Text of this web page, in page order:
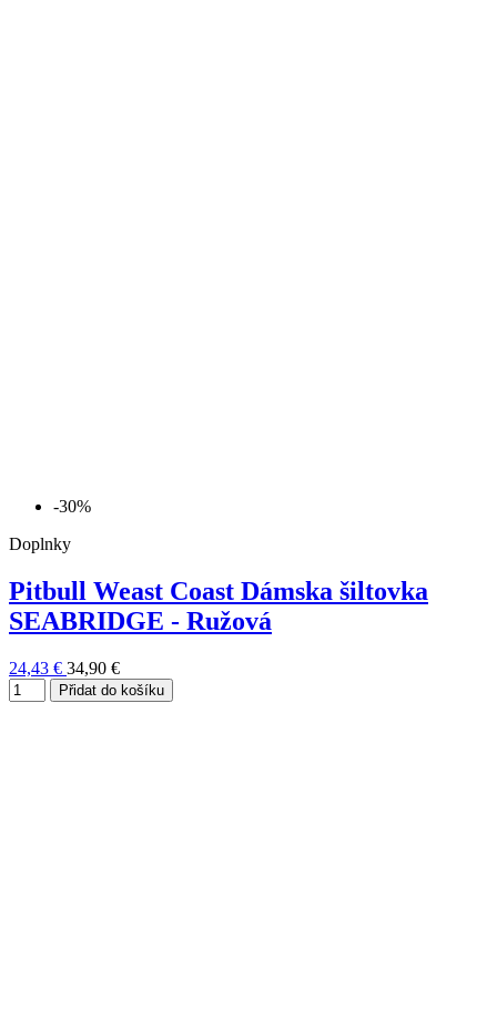
-30%
Doplnky
Pitbull Weast Coast Dámska šiltovka
SEABRIDGE - Ružová
24,43 € 34,90 €
Přidat do košíku